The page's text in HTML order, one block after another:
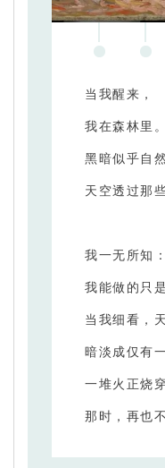
当我醒来，
我在森林里。
黑暗似乎自
天空透过那
我一无所知：
我能做的只是
当我细看，
暗淡成仅有
一堆火正烧
那时，再也